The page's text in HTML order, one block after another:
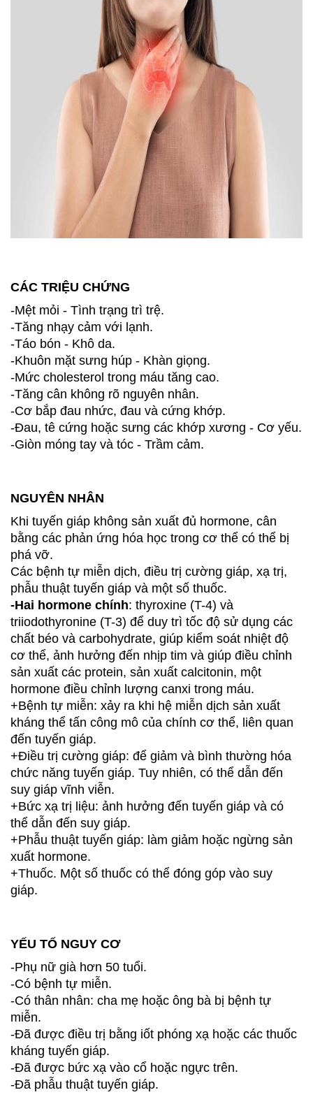
CÁC TRIỆU CHỨNG
-Mệt mỏi - Tình trạng trì trệ.
-Tăng nhạy cảm với lạnh.
-Táo bón - Khô da.
-Khuôn mặt sưng húp - Khàn giọng.
-Mức cholesterol trong máu tăng cao.
-Tăng cân không rõ nguyên nhân.
-Cơ bắp đau nhức, đau và cứng khớp.
-Đau, tê cứng hoặc sưng các khớp xương - Cơ yếu.
-Giòn móng tay và tóc - Trầm cảm.
NGUYÊN NHÂN
Khi tuyến giáp không sản xuất đủ hormone, cân
bằng các phản ứng hóa học trong cơ thể có thể bị
phá vỡ.
Các bệnh tự miễn dịch, điều trị cường giáp, xạ trị,
phẫu thuật tuyến giáp và một số thuốc.
-Hai hormone chính: thyroxine (T-4) và
triiodothyronine (T-3) để duy trì tốc độ sử dụng các
chất béo và carbohydrate, giúp kiểm soát nhiệt độ
cơ thể, ảnh hưởng đến nhịp tim và giúp điều chỉnh
sản xuất các protein, sản xuất calcitonin, một
hormone điều chỉnh lượng canxi trong máu.
+Bệnh tự miễn: xảy ra khi hệ miễn dịch sản xuất
kháng thể tấn công mô của chính cơ thể, liên quan
đến tuyến giáp.
+Điều trị cường giáp: để giảm và bình thường hóa
chức năng tuyến giáp. Tuy nhiên, có thể dẫn đến
suy giáp vĩnh viễn.
+Bức xạ trị liệu: ảnh hưởng đến tuyến giáp và có
thể dẫn đến suy giáp.
+Phẫu thuật tuyến giáp: làm giảm hoặc ngừng sản
xuất hormone.
+Thuốc. Một số thuốc có thể đóng góp vào suy
giáp.
YẾU TỐ NGUY CƠ
-Phụ nữ già hơn 50 tuổi.
-Có bệnh tự miễn.
-Có thân nhân: cha mẹ hoặc ông bà bị bệnh tự
miễn.
-Đã được điều trị bằng iốt phóng xạ hoặc các thuốc
kháng tuyến giáp.
-Đã được bức xạ vào cổ hoặc ngực trên.
-Đã phẫu thuật tuyến giáp.